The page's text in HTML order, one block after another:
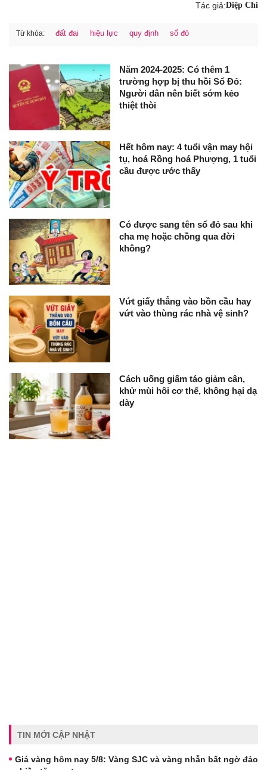
Tác giả:Diệp Chi
Từ khóa: đất đai hiệu lực quy định sổ đỏ
Năm 2024-2025: Có thêm 1
trường hợp bị thu hồi Sổ Đỏ:
Người dân nên biết sớm kẻo
thiệt thòi
Hết hôm nay: 4 tuổi vận may hội
tụ, hoá Rồng hoá Phượng, 1 tuổi
cầu được ước thấy
Có được sang tên sổ đỏ sau khi
cha mẹ hoặc chồng qua đời
không?
Vứt giấy thẳng vào bồn cầu hay
vứt vào thùng rác nhà vệ sinh?
Cách uống giấm táo giảm cân,
khử mùi hôi cơ thể, không hại dạ
dày
TIN MỚI CẬP NHẬT
Giá vàng hôm nay 5/8: Vàng SJC và vàng nhẫn bất ngờ đảo